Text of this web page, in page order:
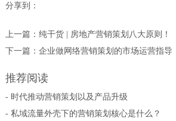
分享到：
上一篇： 纯干货 | 房地产营销策划八大原则！
下一篇： 企业做网络营销策划的市场运营指导
推荐阅读
- 时代推动营销策划以及产品升级
- 私域流量外壳下的营销策划核心是什么？